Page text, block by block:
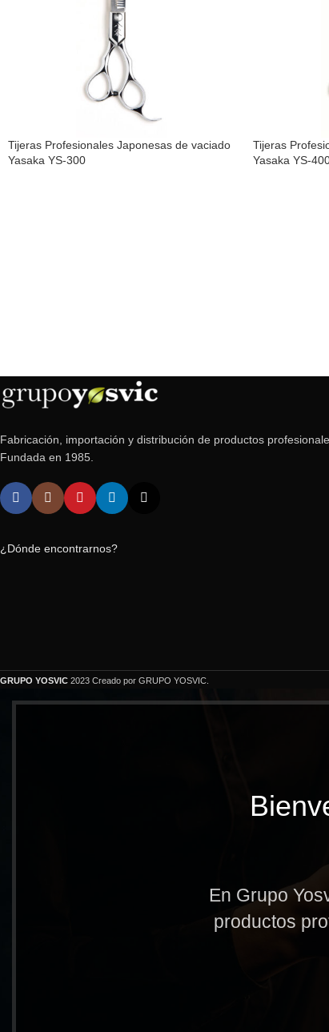
Tijeras Profesionales Japonesas de vaciado
Yasaka YS-300
Tijeras
Yasaka YS-
Fabricación, importación y distribución de productos
Fundada en 1985.
¿Dónde encontrarnos?
GRUPO YOSVIC 2023 Creado por GRUPO YOSVIC.
En Grupo
productos